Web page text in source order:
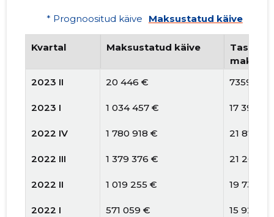
* Prognoositud käive Maksustatud käive
Kvartal Maksustatud käive
maksud
2023 II
20 446 € 7359 €
2023 I 1 034 457 € 17 396 €
2022 IV 1 780 918 € 21 873 €
2022 III 1 379 376 € 21 262 €
2022 II 1 019 255 € 19 735 €
2022 I 571 059 € 15 921 €